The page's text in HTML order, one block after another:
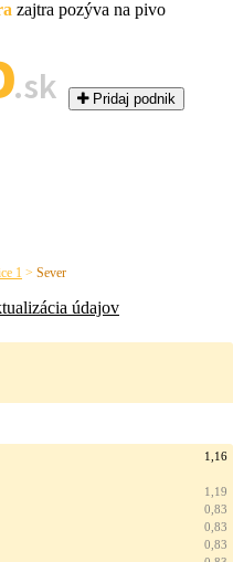
zajtra pozýva na pivo
.sk Pridaj podnik
1 > Sever
údajov
1,16
1,19
0,83
0,83
0,83